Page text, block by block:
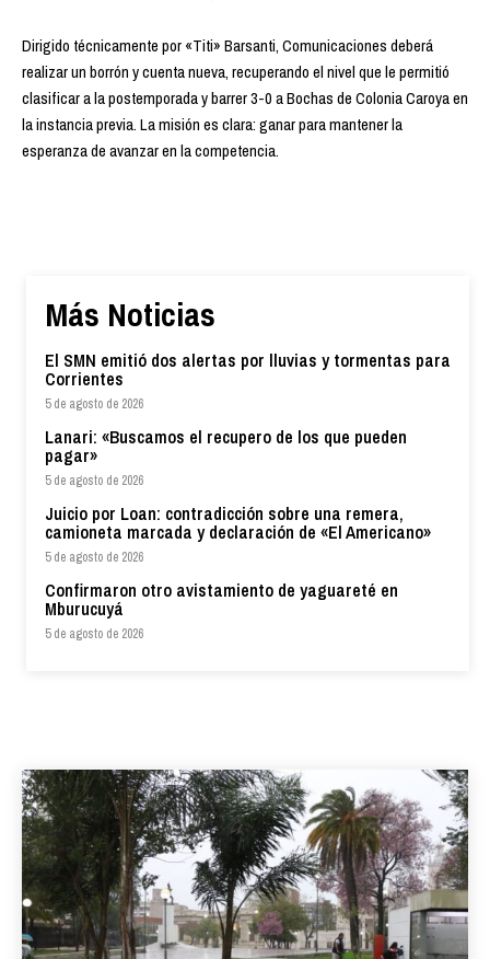
Dirigido técnicamente por «Titi» Barsanti, Comunicaciones deberá
realizar un borrón y cuenta nueva, recuperando el nivel que le permitió
clasificar a la postemporada y barrer 3-0 a Bochas de Colonia Caroya en
la instancia previa. La misión es clara: ganar para mantener la
esperanza de avanzar en la competencia.
Más Noticias
El SMN emitió dos alertas por lluvias y tormentas para
Corrientes
5 de agosto de 2026
Lanari: «Buscamos el recupero de los que pueden
pagar»
5 de agosto de 2026
Juicio por Loan: contradicción sobre una remera,
camioneta marcada y declaración de «El Americano»
5 de agosto de 2026
Confirmaron otro avistamiento de yaguareté en
Mburucuyá
5 de agosto de 2026